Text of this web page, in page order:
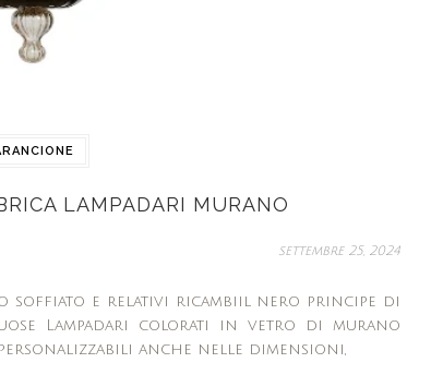
LAMPADARI MURANO
settembre 25, 2024
soffiato e relativi ricambiil nero principe di
Lampadari colorati in vetro di murano
anche nelle dimensioni,